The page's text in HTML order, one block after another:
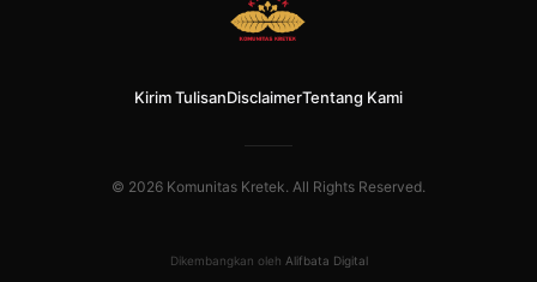
Kirim TulisanDisclaimerTentang Kami
© 2026 Komunitas Kretek. All Rights Reserved.
Dikembangkan oleh Alifbata Digital